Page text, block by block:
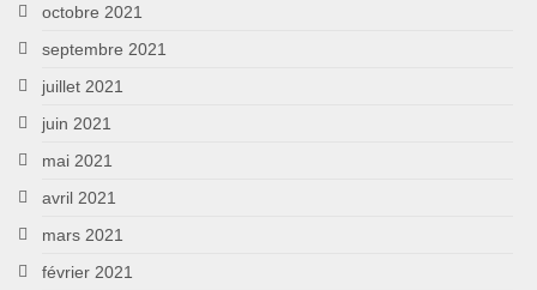
octobre 2021
septembre 2021
juillet 2021
juin 2021
mai 2021
avril 2021
mars 2021
février 2021